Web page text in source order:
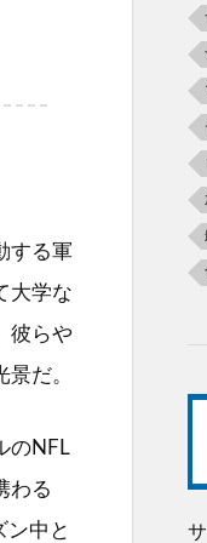
する軍
大学な
彼らや
だ。
のNFL
わる
ン中と